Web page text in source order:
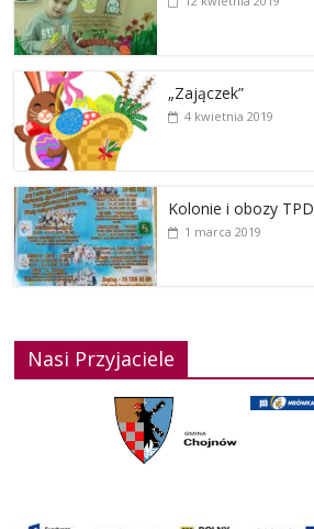
„Zajączek”
4 kwietnia 2019
Kolonie i obozy TPD
1 marca 2019
Nasi Przyjaciele